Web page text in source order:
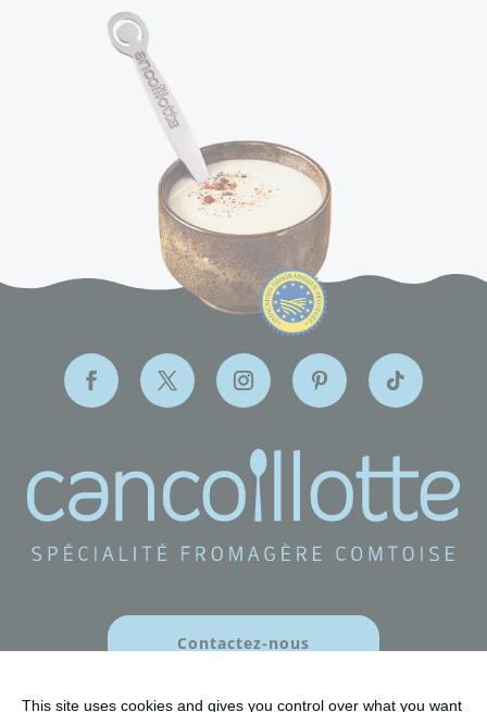
Contactez-nous
This site uses cookies and gives you control over what you want